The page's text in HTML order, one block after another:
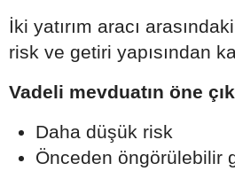
İki yatırım aracı
risk ve getiri yapısından
Vadeli mevduatın öne
Daha düşük risk
Önceden öngörülebilir